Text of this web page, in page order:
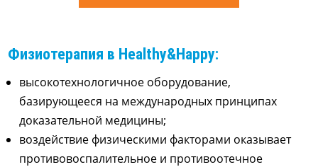
Физиотерапия в Healthy&Happy:
высокотехнологичное оборудование,
базирующееся на международных принципах
доказательной медицины;
воздействие физическими факторами оказывает
противовоспалительное и противоотечное